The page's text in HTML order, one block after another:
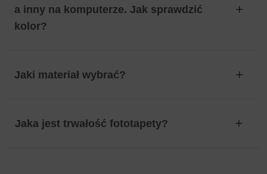
a inny na komputerze. Jak sprawdzić
kolor?
Jaki materiał wybrać?
Jaka jest trwałość fototapety?